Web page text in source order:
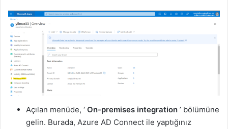
Açılan menüde, ‘ On-premises integration ’ bölümüne
gelin. Burada, Azure AD Connect ile yaptığınız